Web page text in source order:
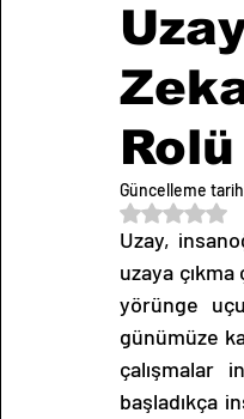
Rolü
Güncelleme
5
Uzay,
uzaya
yörünge
günümüze
çalışmalar
başladıkça